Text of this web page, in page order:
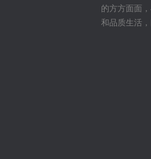
的方方面面
和品质生活